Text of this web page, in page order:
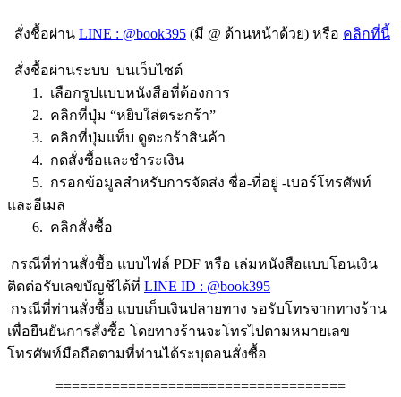
สั่งชื้อผ่าน LINE : @book395 (มี @ ด้านหน้าด้วย) หรือ คลิกที่นี้
สั่งชื้อผ่านระบบ บนเว็บไซต์
1. เลือกรูปแบบหนังสือที่ต้องการ
2. คลิกที่ปุ่ม “หยิบใส่ตระกร้า”
3. คลิกที่ปุ่มแท็บ ดูตะกร้าสินค้า
4. กดสั่งซื้อและชำระเงิน
5. กรอกข้อมูลสำหรับการจัดส่ง ชื่อ-ที่อยู่ -เบอร์โทรศัพท์
และอีเมล
6. คลิกสั่งซื้อ
กรณีที่ท่านสั่งซื้อ แบบไฟล์ PDF หรือ เล่มหนังสือแบบโอนเงิน
ติดต่อรับเลขบัญชีได้ที่ LINE ID : @book395
กรณีที่ท่านสั่งซื้อ แบบเก็บเงินปลายทาง รอรับโทรจากทางร้าน
เพื่อยืนยันการสั่งซื้อ โดยทางร้านจะโทรไปตามหมายเลข
โทรศัพท์มือถือตามที่ท่านได้ระบุตอนสั่งซื้อ
====================================